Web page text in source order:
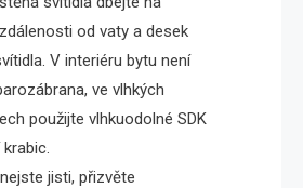
od vaty a desek
V interiéru bytu není
ve vlhkých
použijte vlhkuodolné SDK
jisti, přizvěte